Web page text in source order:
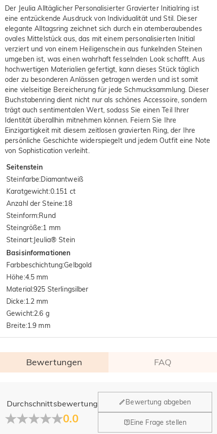
Der Jeulia Alltäglicher Personalisierter Gravierter Initialring ist
eine entzückende Ausdruck von Individualität und Stil. Dieser
elegante Alltagsring zeichnet sich durch ein atemberaubendes
ovales Mittelstück aus, das mit einem personalisierten Initial
verziert und von einem Heiligenschein aus funkelnden Steinen
umgeben ist, was einen wahrhaft fesselnden Look schafft. Aus
hochwertigen Materialien gefertigt, kann dieses Stück täglich
oder zu besonderen Anlässen getragen werden und ist somit
eine vielseitige Bereicherung für jede Schmucksammlung. Dieser
Buchstabenring dient nicht nur als schönes Accessoire, sondern
trägt auch sentimentalen Wert, sodass Sie einen Teil Ihrer
Identität überallhin mitnehmen können. Feiern Sie Ihre
Einzigartigkeit mit diesem zeitlosen gravierten Ring, der Ihre
persönliche Geschichte widerspiegelt und jedem Outfit eine Note
von Sophistication verleiht.
Seitenstein
Steinfarbe:Diamantweiß
Karatgewicht:0.151 ct
Anzahl der Steine:18
Steinform:Rund
Steingröße:1 mm
Steinart:Jeulia® Stein
Basisinformationen
Farbbeschichtung:Gelbgold
Höhe:4.5 mm
Material:925 Sterlingsilber
Dicke:1.2 mm
Gewicht:2.6 g
Breite:1.9 mm
Bewertungen FAQ
Durchschnittsbewertung
0.0
Bewertung abgeben
Eine Frage stellen
Allgemein
Wo befindet sich Ihr Unternehmen?
Unser Hauptbüro befindet sich in Los Angeles, Kalifornien,